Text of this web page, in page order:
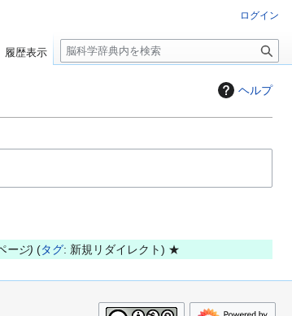
ヘルプ
ージ タグ: 新規リダイレクト ★
ログイン
履歴表示
検
索